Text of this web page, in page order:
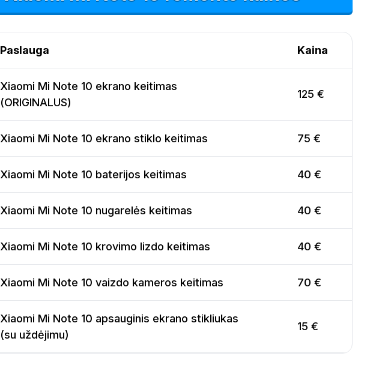
Paslauga Kaina
Xiaomi Mi Note 10 ekrano keitimas
(ORIGINALUS)
125 €
Xiaomi Mi Note 10 ekrano stiklo keitimas 75 €
Xiaomi Mi Note 10 baterijos keitimas 40 €
Xiaomi Mi Note 10 nugarelės keitimas 40 €
Xiaomi Mi Note 10 krovimo lizdo keitimas 40 €
Xiaomi Mi Note 10 vaizdo kameros keitimas 70 €
Xiaomi Mi Note 10 apsauginis ekrano stikliukas
(su uždėjimu)
15 €